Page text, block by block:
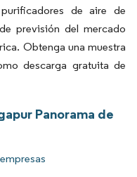
de aire de
previsión del mercado
Obtenga una muestra
descarga gratuita de
Panorama de